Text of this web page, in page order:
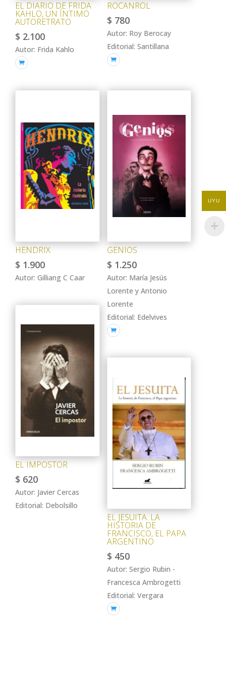
EL DIARIO DE FRIDA
KAHLO, UN ÍNTIMO
AUTORETRATO
$ 2.100
Autor: Frida Kahlo

ROCANROL
$ 780
Autor: Roy Berocay
Editorial: Santillana

HENDRIX
$ 1.900
Autor: Gilliang C Caar
GENIOS
$ 1.250
Autor: María Jesús
Lorente y Antonio
Lorente
Editorial: Edelvives

EL IMPOSTOR
$ 620
Autor: Javier Cercas
Editorial: Debolsillo
EL JESUITA. LA
HISTORIA DE
FRANCISCO, EL PAPA
ARGENTINO
$ 450
Autor: Sergio Rubin -
Francesca Ambrogetti
Editorial: Vergara

UYU